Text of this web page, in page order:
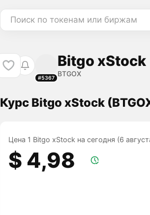
Поиск по токенам или биржам
#5367
Bitgo xStock
BTGOX
Курс Bitgo xStock
Цена 1 Bitgo xStock на сегодня (6
$ 4,98